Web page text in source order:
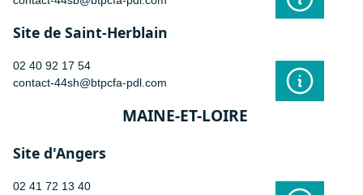
Site de Saint-Herblain
02 40 92 17 54
contact-44sh@btpcfa-pdl.com
MAINE-ET-LOIRE
Site d'Angers
02 41 72 13 40